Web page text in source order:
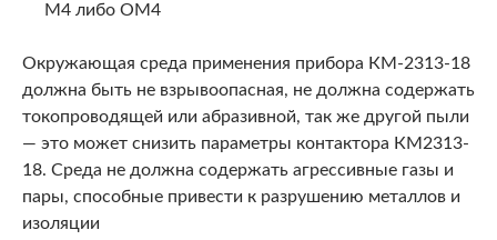
М4 либо ОМ4
Окружающая среда применения прибора КМ-2313-18
должна быть не взрывоопасная, не должна содержать
токопроводящей или абразивной, так же другой пыли
— это может снизить параметры контактора КМ2313-
18. Среда не должна содержать агрессивные газы и
пары, способные привести к разрушению металлов и
изоляции